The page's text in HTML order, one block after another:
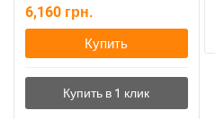
6,160 грн.
Купить